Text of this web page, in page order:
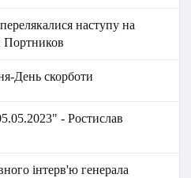
наступу на
Портников
День скорботи
- Ростислав
інтерв'ю генерала